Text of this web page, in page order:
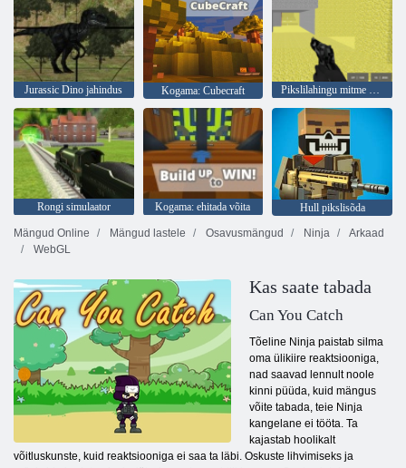
Jurassic Dino jahindus Kogama: Cubecraft Pikslilahingu mitme mängijaga
Rongi simulaator Kogama: ehitada võita
Hull pikslisõda
Mängud Online
Mängud lastele Osavusmängud Ninja
Arkaad
WebGL
Kas saate tabada
Can You Catch
Tõeline Ninja paistab silma
oma ülikiire reaktsiooniga,
nad saavad lennult noole
kinni püüda, kuid mängus
võite tabada, teie Ninja
kangelane ei tööta. Ta
kajastab hoolikalt
võitluskunste, kuid reaktsiooniga ei saa ta läbi. Oskuste lihvimiseks ja